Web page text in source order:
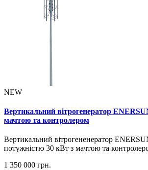
NEW
Вертикальний вітрогенератор
мачтою та контролером
Вертикальний вітрогененератор
потужністю 30 кВт з мачтою та
1 350 000 грн.